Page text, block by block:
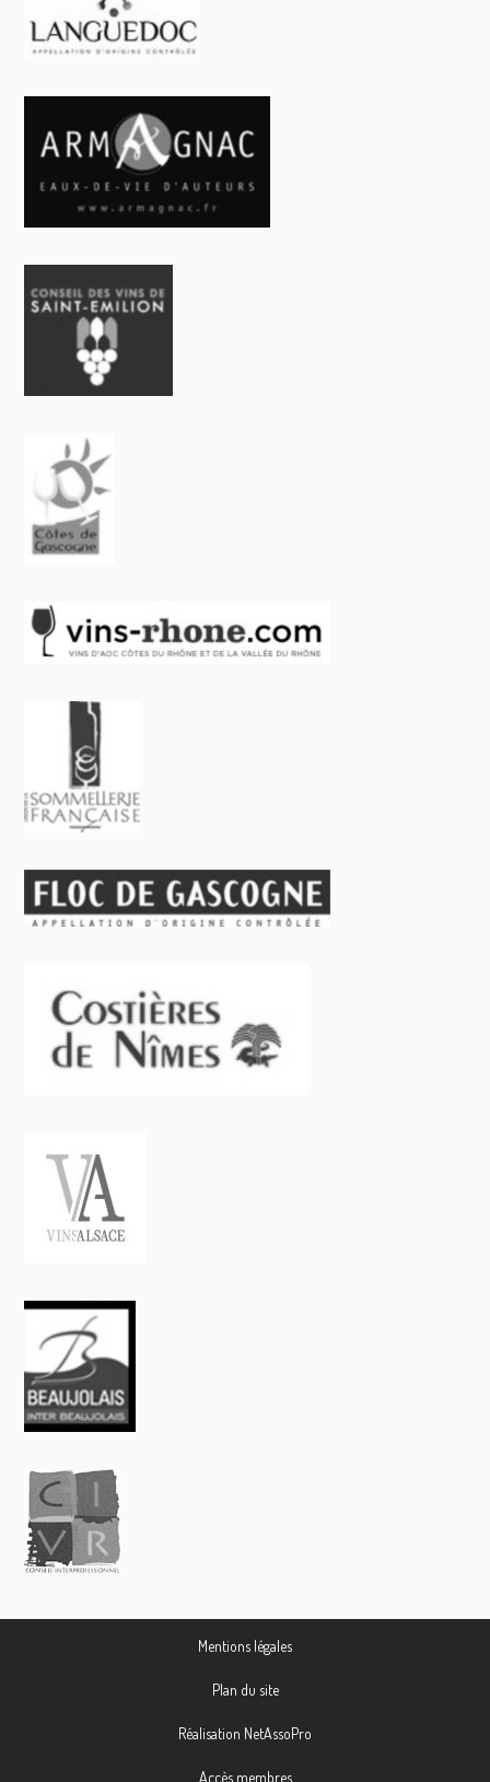
Mentions légales
Plan du site
Réalisation NetAssoPro
Accès membres